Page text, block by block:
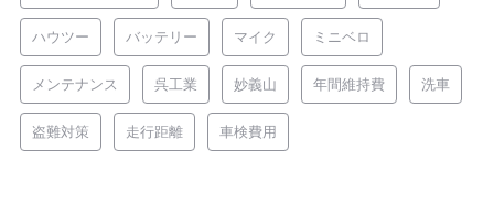
ハウツー バッテリー マイク ミニベロ
メンテナンス 呉工業 妙義山 年間維持費 洗車
盗難対策 走行距離 車検費用